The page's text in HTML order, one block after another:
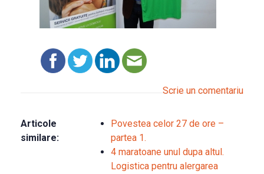
Scrie un comentariu
Articole
similare:
Povestea celor 27 de ore –
partea 1.
4 maratoane unul dupa altul.
Logistica pentru alergarea